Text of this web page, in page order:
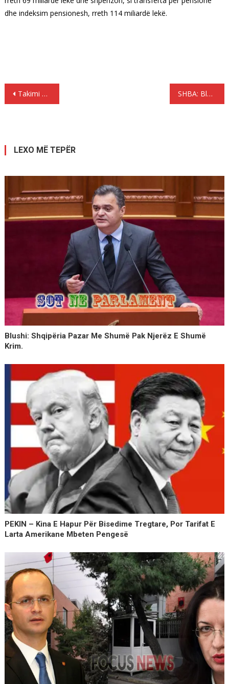
dhe indeksim pensionesh, rreth 114 miliardë lekë.
Lëvizje
Takimi Meta – Rama për zgjedhjen e presidentit SHBA: Bleta specie në zhdukje
LEXO MË TEPËR
Blushi: Shqipëria Pazar Me Shumë Pak Njerëz E Shumë
Krim.
PEKIN – Kina E Hapur Për Bisedime Tregtare, Por Tarifat E
Larta Amerikane Mbeten Pengesë